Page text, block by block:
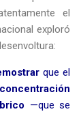
el
exploró
que el
—que se